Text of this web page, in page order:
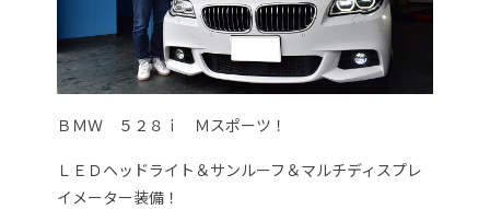
ＢＭＷ ５２８ｉ Ｍスポーツ！
ＬＥＤヘッドライト＆サンルーフ＆マルチディスプレ
イメーター装備！